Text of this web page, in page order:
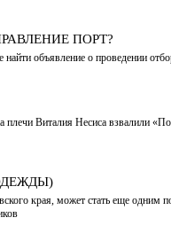
ПОРТ?
найти объявление о проведении
плечи Виталия Несиса взвалили
края, может стать еще